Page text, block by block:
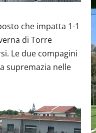
che impatta 1-1
di Torre
Le due compagini
supremazia nelle